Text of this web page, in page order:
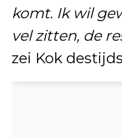
komt. Ik wil
vel zitten, de
zei Kok